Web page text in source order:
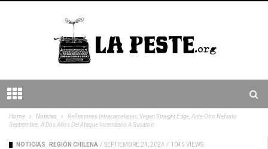
Home Noticias
Reflexiones Intracarcelarias, Vegan Straight Edge, Ante Otro Nefasto
Septiembre. A Dos Años Del Ataque Incendiario A Susaron.
NOTICIAS REGIÓN CHILENA / SEPTIEMBRE 24, 2024 / 1045 VIEWS